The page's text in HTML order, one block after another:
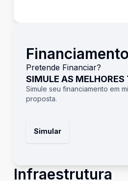
Pretende Financiar?
SIMULE AS
Simule seu financiamento em
proposta.
Simular
Infraestrutura